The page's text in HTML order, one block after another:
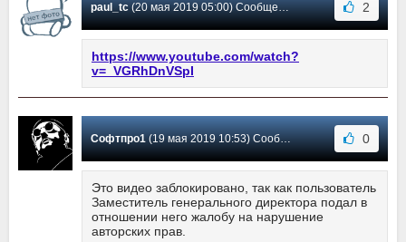
paul_tc(20 мая 2019 05:00) Сообщение #5 2
https://www.youtube.com/watch?
v=_VGRhDnVSpI
Софтпро1(19 мая 2019 10:53) Сообщение #4 0
Это видео заблокировано, так как пользователь
Заместитель генерального директора подал в
отношении него жалобу на нарушение
авторских прав.